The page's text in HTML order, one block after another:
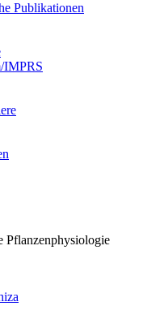
Publikationen
IMPRS
Pflanzenphysiologie